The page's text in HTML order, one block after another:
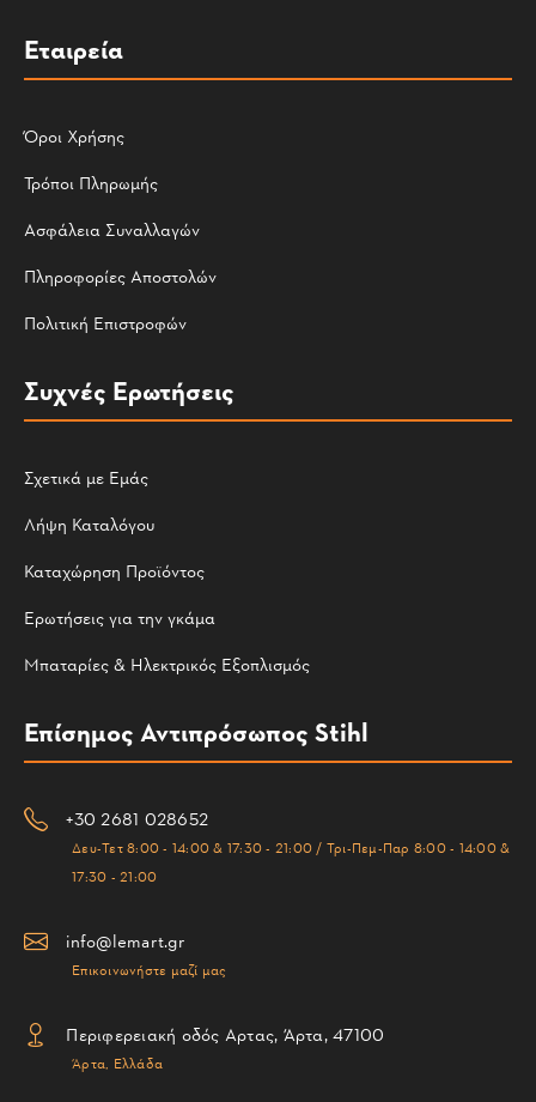
Εταιρεία
Όροι Χρήσης
Τρόποι Πληρωμής
Ασφάλεια Συναλλαγών
Πληροφορίες Αποστολών
Πολιτική Επιστροφών
Συχνές Ερωτήσεις
Σχετικά με Εμάς
Λήψη Καταλόγου
Καταχώρηση Προϊόντος
Ερωτήσεις για την γκάμα
Μπαταρίες & Ηλεκτρικός Εξοπλισμός
Επίσημος Αντιπρόσωπος Stihl
+30 2681 028652
Δευ-Τετ 8:00 - 14:00 & 17:30 - 21:00 / Τρι-Πεμ-Παρ 8:00 - 14:00 &
17:30 - 21:00
info@lemart.gr
Επικοινωνήστε μαζί μας
Περιφερειακή οδός Αρτας, Άρτα, 47100
Άρτα, Ελλάδα